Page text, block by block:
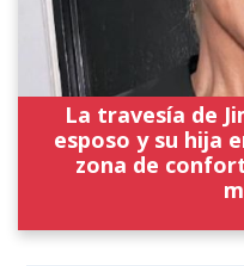
La travesía de
esposo y su hija
zona de